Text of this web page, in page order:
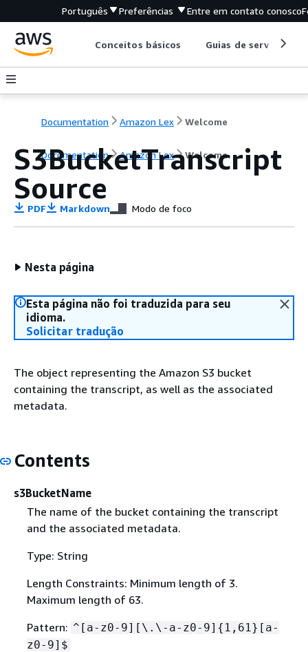
Português Preferências Entre em contato conosco
Conceitos básicos Guias de serviço
Documentation Amazon Lex Welcome
Documentation Amazon Lex Welcome
S3BucketTranscript
Source
PDF Markdown Modo de foco
Nesta página
Esta página não foi traduzida para seu
idioma.
Solicitar tradução
The object representing the Amazon S3 bucket
containing the transcript, as well as the associated
metadata.
Contents
s3BucketName
The name of the bucket containing the transcript
and the associated metadata.
Type: String
Length Constraints: Minimum length of 3.
Maximum length of 63.
Pattern: ^[a-z0-9][\.\-a-z0-9] { 1,61}[a-
z0-9]$